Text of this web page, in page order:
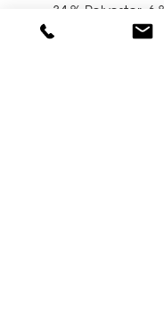
34 % Polyester, 6